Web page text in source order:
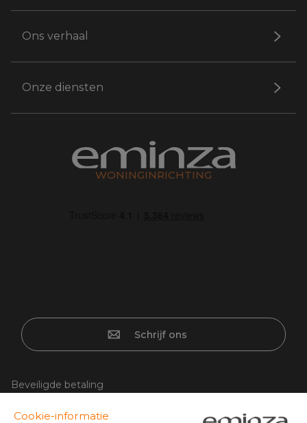
Ons verhaal
Onze diensten
WONINGINRICHTING
Schrijf ons
Beveiligde betaling